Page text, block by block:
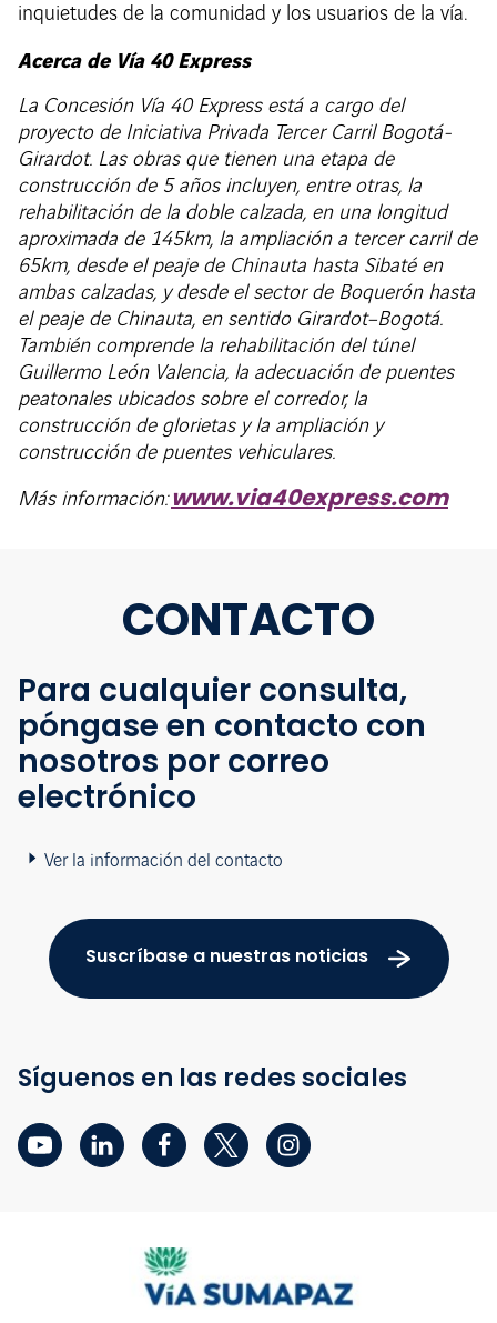
inquietudes de la comunidad y los usuarios de la vía.
Acerca de Vía 40 Express
La Concesión Vía 40 Express está a cargo del
proyecto de Iniciativa Privada Tercer Carril Bogotá-
Girardot. Las obras que tienen una etapa de
construcción de 5 años incluyen, entre otras, la
rehabilitación de la doble calzada, en una longitud
aproximada de 145km, la ampliación a tercer carril de
65km, desde el peaje de Chinauta hasta Sibaté en
ambas calzadas, y desde el sector de Boquerón hasta
el peaje de Chinauta, en sentido Girardot–Bogotá.
También comprende la rehabilitación del túnel
Guillermo León Valencia, la adecuación de puentes
peatonales ubicados sobre el corredor, la
construcción de glorietas y la ampliación y
construcción de puentes vehiculares.
Más información:www.via40express.com
CONTACTO
Para cualquier consulta,
póngase en contacto con
nosotros por correo
electrónico
Ver la información del contacto
Suscríbase a nuestras noticias
Síguenos en las redes sociales